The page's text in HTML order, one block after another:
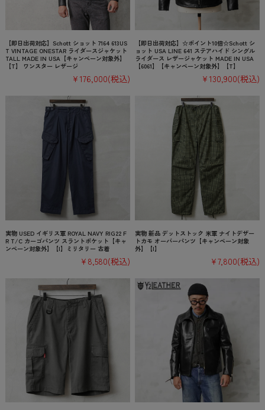
【即日出荷対応】Schott ショット 7164 613US
T VINTAGE ONESTAR ライダースジャケット
TALL MADE IN USA【キャンペーン対象外】
【T】 ワンスター レザージ
¥176,000(税込)
【即日出荷対応】☆ポイント10倍☆Schott シ
ョット USA LINE 641 ステアハイド シングル
ライダース レザージャケット MADE IN USA
【6061】【キャンペーン対象外】【T】
¥130,900(税込)
実物 USED イギリス軍 ROYAL NAVY RIG22 F
R T/C カーゴパンツ スラントポケット【キャ
ンペーン対象外】【I】ミリタリー 古着
¥8,580(税込)
実物 新品 デットストック 米軍 ナイトデザー
トカモ オーバーパンツ【キャンペーン対象
外】【I】
¥7,800(税込)